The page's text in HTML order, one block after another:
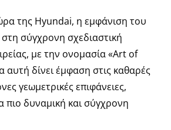
της Hyundai, η εμφάνιση του
σύγχρονη σχεδιαστική
με την ονομασία «Art of
αυτή δίνει έμφαση στις καθαρές
γεωμετρικές επιφάνειες,
πιο δυναμική και σύγχρονη